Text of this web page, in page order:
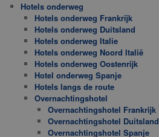
Hotels onderweg
Hotels onderweg Frankrijk
Hotels onderweg Duitsland
Hotels onderweg Italie
Hotels onderweg Noord Italië
Hotels onderweg Oostenrijk
Hotel onderweg Spanje
Hotels langs de route
Overnachtingshotel
Overnachtingshotel Frankrijk
Overnachtingshotel Duitsland
Overnachtingshotel Spanje